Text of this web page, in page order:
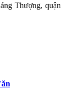
Thượng, quận